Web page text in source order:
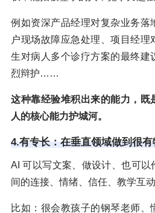
例如资深产品经理对复杂业务落
户现场故障应急处理、项目经理
生对病人多个诊疗方案的最终建
烈辩护……
这种靠经验堆积出来的能力，既
人的核心能力护城河。
4.有专长：在垂直领域做到很
AI 可以写文案、做设计、也可以
间的连接、情绪、信任、教学互
比如：很会教孩子的钢琴老师、